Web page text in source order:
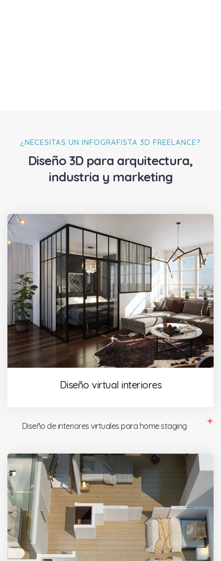
¿NECESITAS UN INFOGRAFISTA 3D FREELANCE?
Diseño 3D para arquitectura,
industria y marketing
Diseño virtual interiores
Diseño de interiores virtuales para home staging